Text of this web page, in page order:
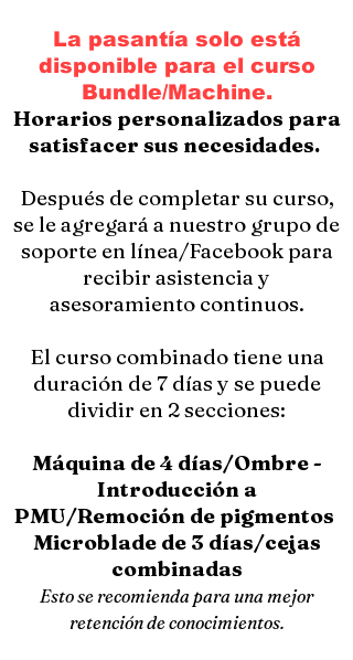
La pasantía solo está
disponible para el curso
Bundle/Machine.
Horarios personalizados para
satisfacer sus necesidades.
Después de completar su curso,
se le agregará a nuestro grupo de
soporte en línea/Facebook para
recibir asistencia y
asesoramiento continuos.
El curso combinado tiene una
duración de 7 días y se puede
dividir en 2 secciones:
Máquina de 4 días/Ombre -
Introducción a
PMU/Remoción de pigmentos
Microblade de 3 días/cejas
combinadas
Esto se recomienda para una mejor
retención de conocimientos.